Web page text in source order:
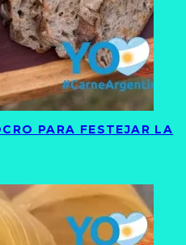
PARA FESTEJAR LA